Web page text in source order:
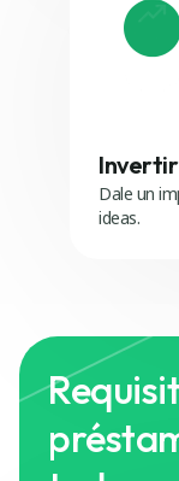
Dale un
ideas.